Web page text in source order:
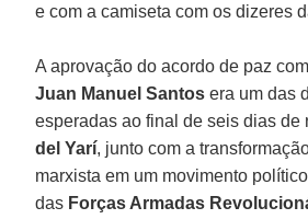
e com a camiseta com os dizeres
A aprovação do acordo de paz
Juan Manuel Santos era um das
esperadas ao final de seis dias de
del Yarí, junto com a
marxista em um movimento
das Forças Armadas